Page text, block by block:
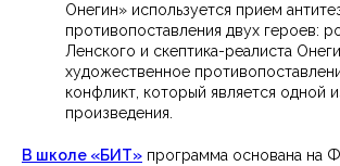
Онегин» используется прием
противопоставления двух героев:
Ленского и скептика-реалиста
художественное
конфликт, который является одной
произведения.
В школе «БИТ» программа основана на